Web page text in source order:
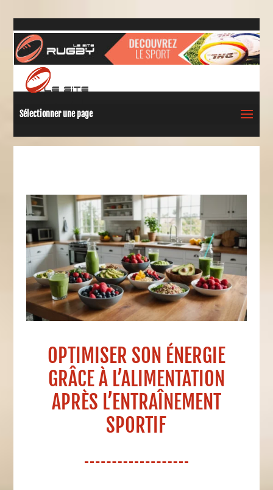
Sélectionner une page
OPTIMISER SON ÉNERGIE
GRÂCE À L’ALIMENTATION
APRÈS L’ENTRAÎNEMENT
SPORTIF